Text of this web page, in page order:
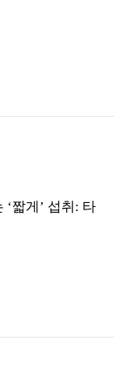
‘짧게’ 섭취: 타